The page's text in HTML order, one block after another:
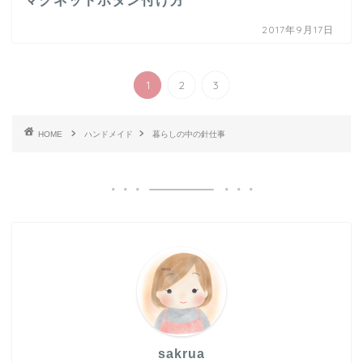
2017年9月17日
1 2 3
HOME ハンドメイド 暮らしの中の針仕事
sakrua